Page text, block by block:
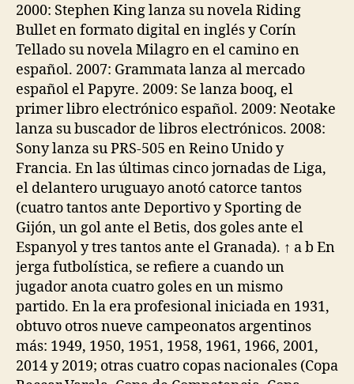
2000: Stephen King lanza su novela Riding
Bullet en formato digital en inglés y Corín
Tellado su novela Milagro en el camino en
español. 2007: Grammata lanza al mercado
español el Papyre. 2009: Se lanza booq, el
primer libro electrónico español. 2009: Neotake
lanza su buscador de libros electrónicos. 2008:
Sony lanza su PRS-505 en Reino Unido y
Francia. En las últimas cinco jornadas de Liga,
el delantero uruguayo anotó catorce tantos
(cuatro tantos ante Deportivo y Sporting de
Gijón, un gol ante el Betis, dos goles ante el
Espanyol y tres tantos ante el Granada). ↑ a b En
jerga futbolística, se refiere a cuando un
jugador anota cuatro goles en un mismo
partido. En la era profesional iniciada en 1931,
obtuvo otros nueve campeonatos argentinos
más: 1949, 1950, 1951, 1958, 1961, 1966, 2001,
2014 y 2019; otras cuatro copas nacionales (Copa